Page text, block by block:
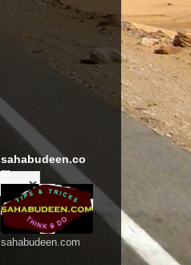
sahabudeen.co
m
sahabudeen.com